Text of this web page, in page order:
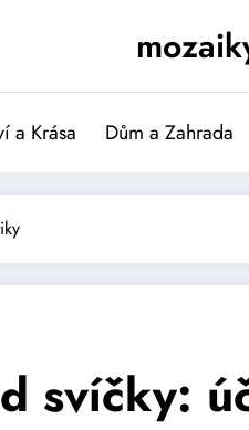
a Krása Dům a Zahrada
svíčky: